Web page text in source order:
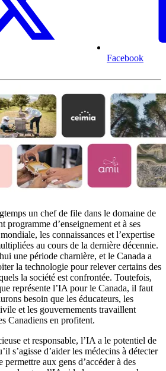
Facebook
un chef de file dans le domaine de
programme d’enseignement et à ses
les connaissances et l’expertise
au cours de la dernière décennie.
une période charnière, et le Canada a
la technologie pour relever certains des
la société est confrontée. Toutefois,
représente l’IA pour le Canada, il faut
besoin que les éducateurs, les
et les gouvernements travaillent
Canadiens en profitent.
et responsable, l’IA a le potentiel de
s’agisse d’aider les médecins à détecter
aux gens d’accéder à des